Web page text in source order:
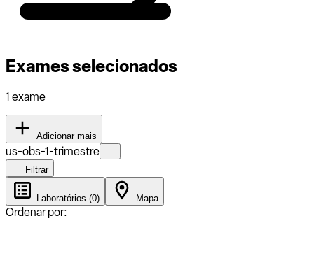
Exames selecionados
1 exame
Adicionar mais
us-obs-1-trimestre
Filtrar
Laboratórios (0) Mapa
Ordenar por: